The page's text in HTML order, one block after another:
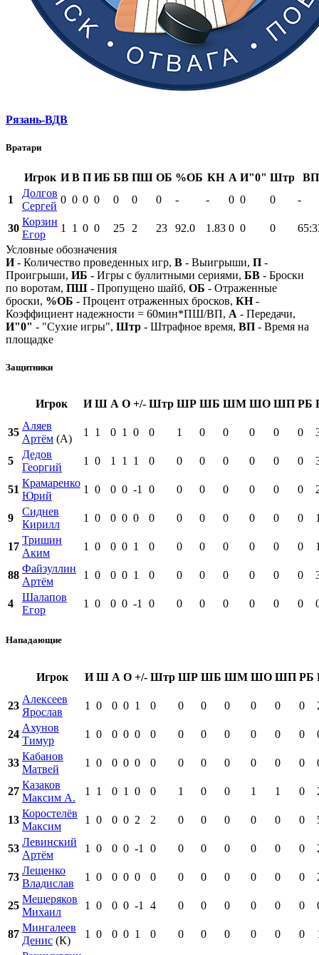
Рязань-ВДВ
Вратари
Игрок И В П ИБ БВ ПШ ОБ %ОБ КН А И"0" Штр
ВП
1
Долгов
Сергей
0 0 0 0 0 0 0 - - 0 0 0 -
30
Корзин
Егор
1 1 0 0 25 2 23 92.0 1.83 0 0 0
Условные обозначения
И- Количество проведенных игр, В - Выигрыши, П -
Проигрыши, ИБ - Игры с буллитными сериями, БВ - Броски
по воротам, ПШ - Пропущено шайб, ОБ - Отраженные
броски, %ОБ - Процент отраженных бросков, КН-
Коэффициент надежности = 60мин*ПШ/ВП, А - Передачи,
И"0" - "Сухие игры", Штр - Штрафное время, ВП - Время на
площадке
Защитники
Игрок И Ш А О +/- Штр ШР ШБ ШМ ШО ШП РБ
35
Аляев
Артём (А)
1 1 0 1 0 0 1 0 0 0 0 0
5
Дедов
Георгий
1 0 1 1 1 0 0 0 0 0 0 0
51
Крамаренко
Юрий
1 0 0 0 -1 0 0 0 0 0 0 0
9
Сиднев
Кирилл
1 0 0 0 0 0 0 0 0 0 0 0
17
Тришин
Аким
1 0 0 0 1 0 0 0 0 0 0 0
88
Файзуллин
Артём
1 0 0 0 1 0 0 0 0 0 0 0
4
Шалапов
Егор
1 0 0 0 -1 0 0 0 0 0 0 0
Нападающие
Игрок И Ш А О +/- Штр ШР ШБ ШМ ШО ШП РБ
23
Алексеев
Ярослав
1 0 0 0 1 0 0 0 0 0 0 0
24
Ахунов
Тимур
1 0 0 0 0 0 0 0 0 0 0 0
33
Кабанов
Матвей
1 0 0 0 0 0 0 0 0 0 0 0
27
Казаков
Максим А.
1 1 0 1 0 0 1 0 0 1 1 0
13
Коростелёв
Максим
1 0 0 0 2 2 0 0 0 0 0 0
53
Левинский
Артём
1 0 0 0 -1 0 0 0 0 0 0 0
73
Лещенко
Владислав
1 0 0 0 0 0 0 0 0 0 0 0
25
Мещеряков
Михаил
1 0 0 0 -1 4 0 0 0 0 0 0
87
Мингалеев
Денис (К)
1 0 0 0 1 0 0 0 0 0 0 0